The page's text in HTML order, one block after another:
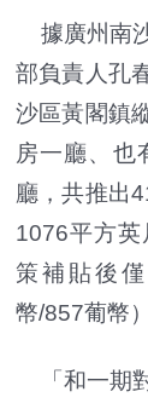
據廣州南
部負責人孔
沙區黃閣鎮
房一廳、也
廳，共推出
1076平方
策補貼後
幣/857葡幣）
「和一期